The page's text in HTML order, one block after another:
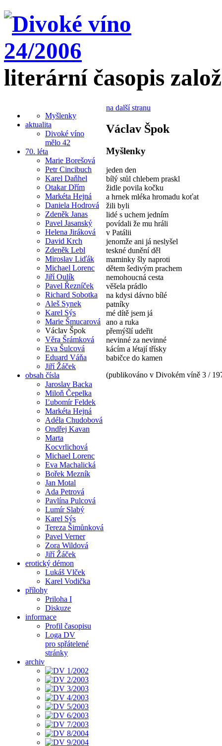
literární časopis
Myšlenky
aktualita
Divoké víno
mělo 42
70. léta
Marie Borešová
Petr Cincibuch
Karel Daňhel
Otakar Dřím
Markéta Hejná
Daniela Hodrová
Zdeněk Janas
Pavel Jasanský
Helena Jiráková
David Krch
Zdeněk Lebl
Miroslav Liďák
Michael Lorenc
Jiří Oulík
Pavel Řezníček
Richard Sobotka
Aleš Synek
Karel Sýs
Marie Šmucarová
Václav Špok
Věra Šrámková
Eva Šulcová
Eduard Váňa
Jiří Žáček
obsah čísla
Jaroslav Backa
Miloň Čepelka
Ľubomír Feldek
Markéta Hejná
Adéla Chudobová
Ondřej Kavan
Marta
Kocvrlichová
Michael Lorenc
Eva Machalická
Bořek Mezník
Jan Motal
Ada Petrová
Pavlína Pulcová
Lumír Slabý
Karel Sýs
Tereza Šimůnková
Pavel Verner
Zora Wildová
Jiří Žáček
erotický démon
Lukáš Vlček
Karel Vodička
přílohy
Priloha I
Diskuze
informace
Profil časopisu
Loga DV
pro spřátelené
stránky
archiv
na další stranu
Václav Špok
Myšlenky
jeden den
bílý stůl chlebem praskl
židle povila kočku
a hrnek mléka hromadu koťat
žili byli
lidé s uchem jedním
povídali že mu hráli
v Patálii
jenomže ani já neslyšel
teskné dunění děl
maminky šly naproti
dětem šedivým prachem
nemohoucná cesta
věšela prádlo
na kdysi dávno bílé
patníky
mé dítě jsem já
ano a ruka
přemýšlí udeřit
nevinné za nevinné
kácím a létají třísky
babičce do kamen
(publikováno v Divokém víně 3 /